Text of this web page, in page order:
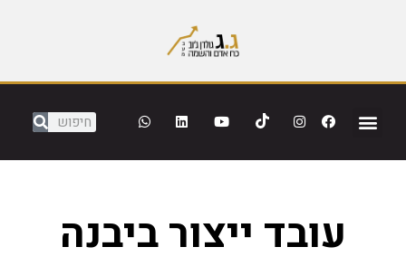
עובד ייצור ביבנה